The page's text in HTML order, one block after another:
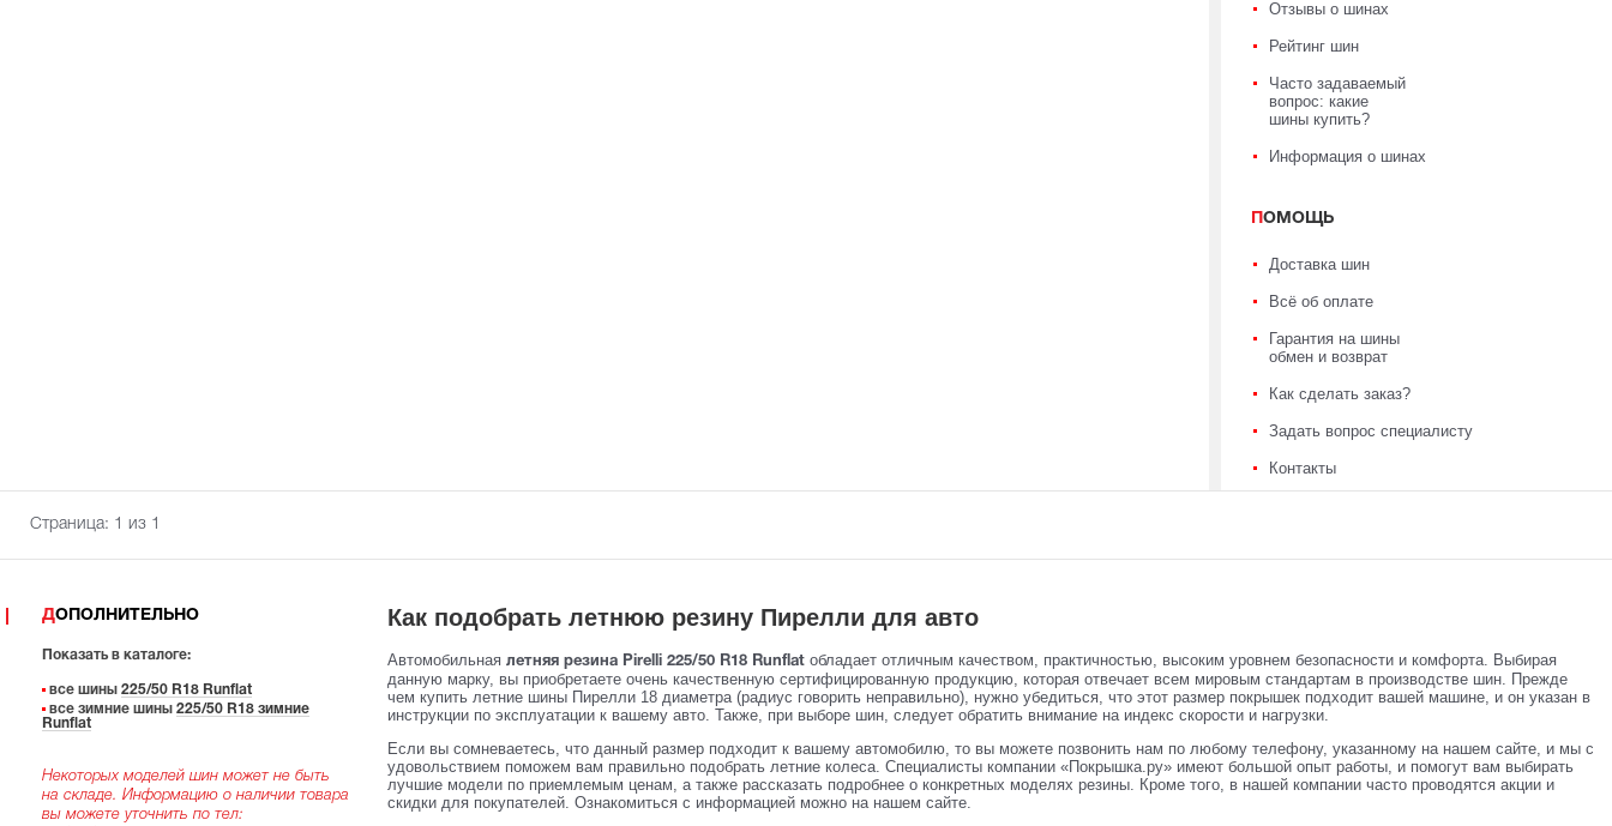
Отзывы о шинах
Рейтинг шин
Часто задаваемый
вопрос: какие
шины купить?
Информация о шинах
ПОМОЩЬ
Доставка шин
Всё об оплате
Гарантия на шины
обмен и возврат
Как сделать заказ?
Задать вопрос специалисту
Контакты
Страница: 1 из 1
ДОПОЛНИТЕЛЬНО
Показать в каталоге:
все шины 225/50 R18 Runflat
все зимние шины 225/50 R18 зимние
Runflat
Некоторых моделей шин может не быть
на складе. Информацию о наличии товара
вы можете уточнить по тел:
Как подобрать летнюю резину Пирелли для авто
Автомобильная летняя резина Pirelli 225/50 R18 Runflat обладает отличным качеством, практичностью, высоким уровнем безопасности и комфорта. Выбирая
данную марку, вы приобретаете очень качественную сертифицированную продукцию, которая отвечает всем мировым стандартам в производстве шин. Прежде
чем купить летние шины Пирелли 18 диаметра (радиус говорить неправильно), нужно убедиться, что этот размер покрышек подходит вашей машине, и он указан в
инструкции по эксплуатации к вашему авто. Также, при выборе шин, следует обратить внимание на индекс скорости и нагрузки.
Если вы сомневаетесь, что данный размер подходит к вашему автомобилю, то вы можете позвонить нам по любому телефону, указанному на нашем сайте, и мы с
удовольствием поможем вам правильно подобрать летние колеса. Специалисты компании «Покрышка.ру» имеют большой опыт работы, и помогут вам выбирать
лучшие модели по приемлемым ценам, а также рассказать подробнее о конкретных моделях резины. Кроме того, в нашей компании часто проводятся акции и
скидки для покупателей. Ознакомиться с информацией можно на нашем сайте.